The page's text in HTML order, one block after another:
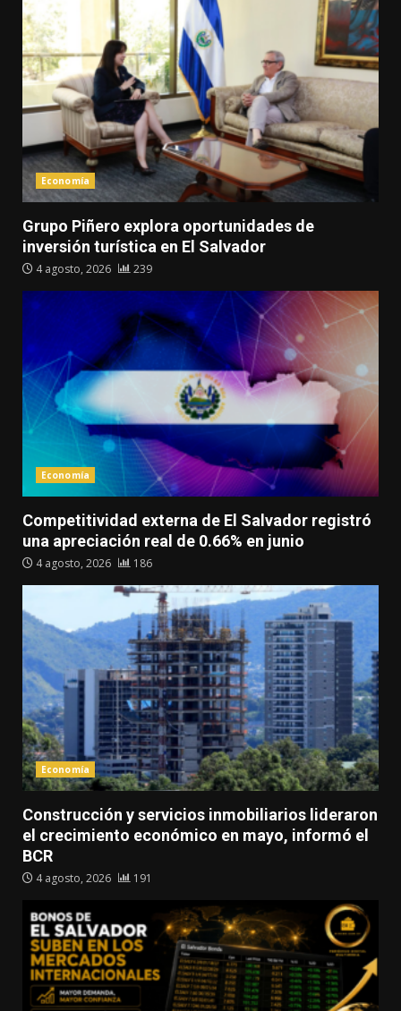
Economía
Grupo Piñero explora oportunidades de
inversión turística en El Salvador
4 agosto, 2026 239
Economía
Competitividad externa de El Salvador registró
una apreciación real de 0.66% en junio
4 agosto, 2026 186
Economía
Construcción y servicios inmobiliarios lideraron
el crecimiento económico en mayo, informó el
BCR
4 agosto, 2026 191